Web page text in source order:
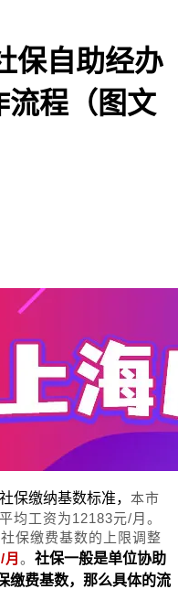
保自助经办
流程（图文
缴纳基数标准， 本市
均工资为12183元/月。
保缴费基数的上限调整
。 社保一般是单位协助
缴费基数，那么具体的流